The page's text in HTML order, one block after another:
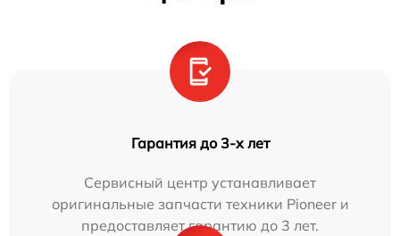
Гарантия до 3-х лет
Сервисный центр устанавливает
оригинальные запчасти техники Pioneer и
предоставляет гарантию до 3 лет.